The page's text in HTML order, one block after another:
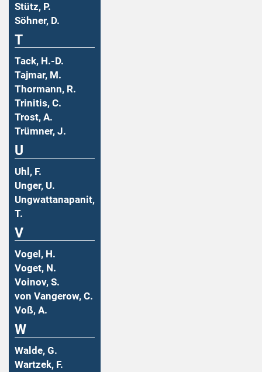
Stütz, P.
Söhner, D.
T
Tack, H.-D.
Tajmar, M.
Thormann, R.
Trinitis, C.
Trost, A.
Trümner, J.
U
Uhl, F.
Unger, U.
Ungwattanapanit,
T.
V
Vogel, H.
Voget, N.
Voinov, S.
von Vangerow, C.
Voß, A.
W
Walde, G.
Wartzek, F.